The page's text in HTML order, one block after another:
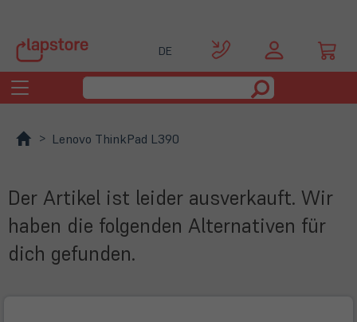
DE
Toggle
navigation
Lenovo ThinkPad L390
Der Artikel ist leider ausverkauft. Wir
haben die folgenden Alternativen für
dich gefunden.